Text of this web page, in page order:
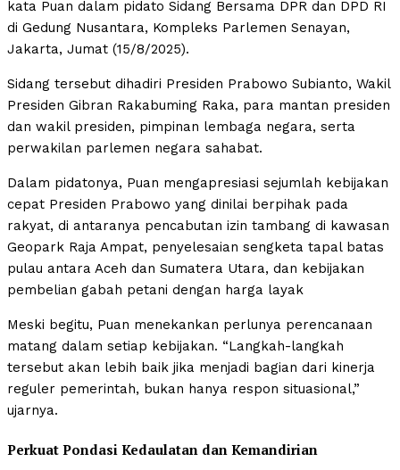
kata Puan dalam pidato Sidang Bersama DPR dan DPD RI
di Gedung Nusantara, Kompleks Parlemen Senayan,
Jakarta, Jumat (15/8/2025).
Sidang tersebut dihadiri Presiden Prabowo Subianto, Wakil
Presiden Gibran Rakabuming Raka, para mantan presiden
dan wakil presiden, pimpinan lembaga negara, serta
perwakilan parlemen negara sahabat.
Dalam pidatonya, Puan mengapresiasi sejumlah kebijakan
cepat Presiden Prabowo yang dinilai berpihak pada
rakyat, di antaranya pencabutan izin tambang di kawasan
Geopark Raja Ampat, penyelesaian sengketa tapal batas
pulau antara Aceh dan Sumatera Utara, dan kebijakan
pembelian gabah petani dengan harga layak
Meski begitu, Puan menekankan perlunya perencanaan
matang dalam setiap kebijakan. “Langkah-langkah
tersebut akan lebih baik jika menjadi bagian dari kinerja
reguler pemerintah, bukan hanya respon situasional,”
ujarnya.
Perkuat Pondasi Kedaulatan dan Kemandirian